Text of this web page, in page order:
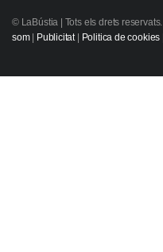
© LaBústia | Tots els drets reservats.
som| Publicitat| Politica de cookies